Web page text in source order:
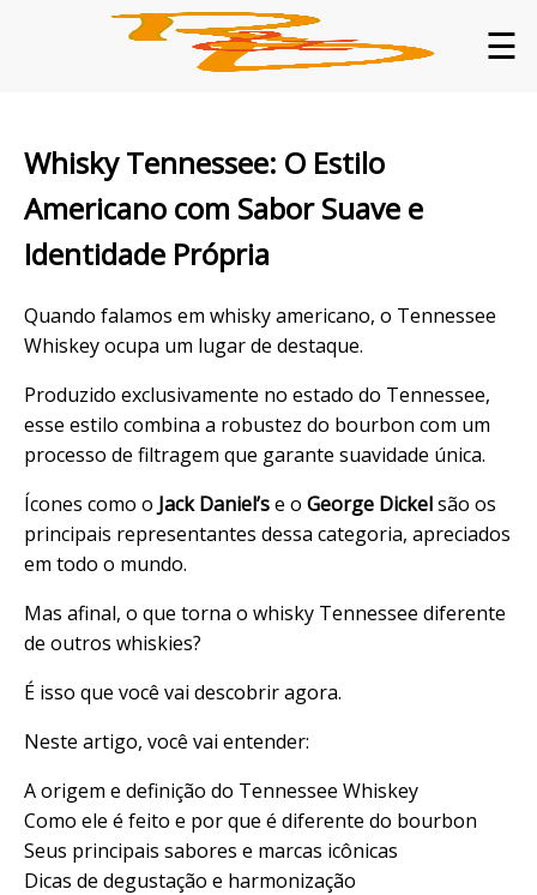
☰
Whisky Tennessee: O Estilo
Americano com Sabor Suave e
Identidade Própria
Quando falamos em whisky americano, o Tennessee
Whiskey ocupa um lugar de destaque.
Produzido exclusivamente no estado do Tennessee,
esse estilo combina a robustez do bourbon com um
processo de filtragem que garante suavidade única.
Ícones como o Jack Daniel’se o George Dickelsão os
principais representantes dessa categoria, apreciados
em todo o mundo.
Mas afinal, o que torna o whisky Tennessee diferente
de outros whiskies?
É isso que você vai descobrir agora.
Neste artigo, você vai entender:
A origem e definição do Tennessee Whiskey
Como ele é feito e por que é diferente do bourbon
Seus principais sabores e marcas icônicas
Dicas de degustação e harmonização